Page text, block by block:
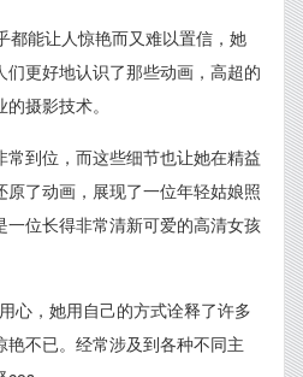
都能让人惊艳而又难以置信，她
更好地认识了那些动画，高超的
摄影技术。
到位，而这些细节也让她在精益
了动画，展现了一位年轻姑娘照
一位长得非常清新可爱的高清女孩
心，她用自己的方式诠释了许多
不已。经常涉及到各种不同主